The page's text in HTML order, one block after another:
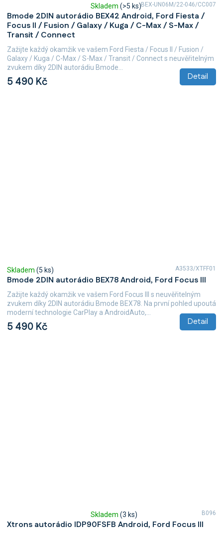
Bmode 2DIN autorádio BEX42 Android, Ford Fiesta /
Focus II / Fusion / Galaxy / Kuga / C-Max / S-Max /
Transit / Connect
hodnocení
produktu
je
5,0
z
5
Skladem (>5 ks)
5 490 Kč Detail
Zažijte každý okamžik ve vašem Ford Fiesta / Focus II / Fusion /
Galaxy / Kuga / C-Max / S-Max / Transit / Connect s neuvěřitelným
zvukem díky 2DIN autorádiu Bmode...
BEX-UN06M/22-046/CC007
Bmode 2DIN autorádio BEX78 Android, Ford Focus III
Skladem (5 ks)
5 490 Kč Detail
Zažijte každý okamžik ve vašem Ford Focus III s neuvěřitelným
zvukem díky 2DIN autorádiu Bmode BEX78. Na první pohled upoutá
moderní technologie CarPlay a AndroidAuto,...
A3533/XTFF01
Xtrons autorádio IDP90FSFB Android, Ford Focus III
hodnocení
Skladem (3 ks) B096